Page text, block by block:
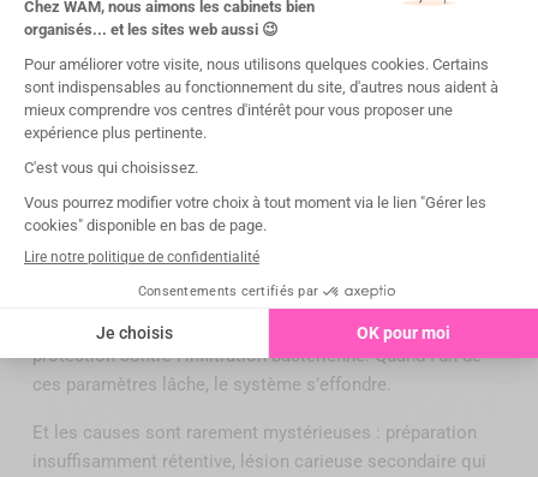
24,00 € Prix
Affichage de 1 à 9 sur 9 éléments
Pourquoi une couronne dentaire
se descelle-t-elle ?
Une couronne tient tant que l’équilibre mécanique et
biologique est respecté. Rétention mécanique suffisante,
étanchéité du ciment de scellement ou de la colle, et
protection contre l’infiltration bactérienne. Quand l’un de
ces paramètres lâche, le système s’effondre.
Et les causes sont rarement mystérieuses : préparation
insuffisamment rétentive, lésion carieuse secondaire qui